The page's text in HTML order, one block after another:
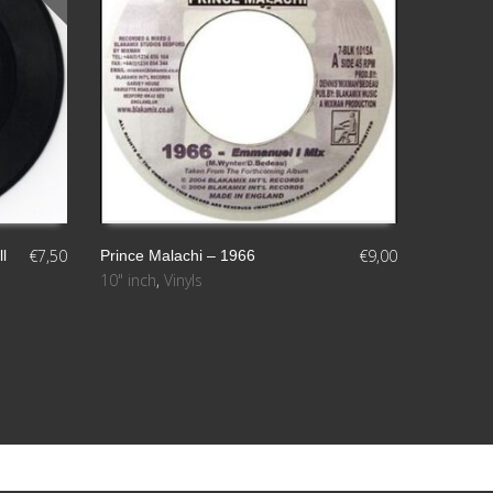
volumen.
€7,50
AÑADIR AL CARRITO
Prince Malachi – 1966
10" inch, Vinyls
€9,00